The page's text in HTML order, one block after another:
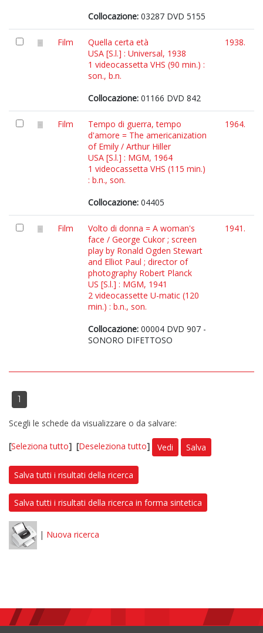
Collocazione: 03287 DVD 5155
Film
Quella certa età
USA [S.l.] : Universal, 1938
1 videocassetta VHS (90 min.) :
son., b.n.
Collocazione: 01166 DVD 842
1938.
Film
Tempo di guerra, tempo
d'amore = The americanization
of Emily / Arthur Hiller
USA [S.l.] : MGM, 1964
1 videocassetta VHS (115 min.)
: b.n., son.
Collocazione: 04405
1964.
Film
Volto di donna = A woman's
face / George Cukor ; screen
play by Ronald Ogden Stewart
and Elliot Paul ; director of
photography Robert Planck
US [S.l.] : MGM, 1941
2 videocassette U-matic (120
min.) : b.n., son.
Collocazione: 00004 DVD 907 -
SONORO DIFETTOSO
1941.
1
Scegli le schede da visualizzare o da salvare:
[Seleziona tutto] [Deseleziona tutto] Vedi Salva
Salva tutti i risultati della ricerca
Salva tutti i risultati della ricerca in forma sintetica
| Nuova ricerca